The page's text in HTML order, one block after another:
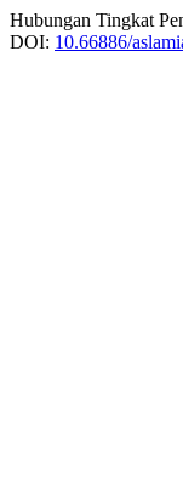
Hubungan Tingkat
DOI: 10.66886/